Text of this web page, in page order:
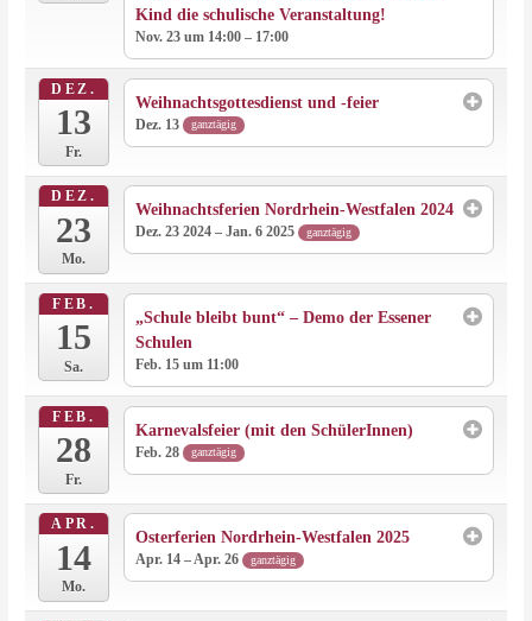
Kind die schulische Veranstaltung!
Nov. 23 um 14:00 – 17:00
DEZ.
13
Fr.
Weihnachtsgottesdienst und -feier
Dez. 13 ganztägig
DEZ.
23
Mo.
Weihnachtsferien Nordrhein-Westfalen 2024
Dez. 23 2024 – Jan. 6 2025 ganztägig
FEB.
15
Sa.
„Schule bleibt bunt“ – Demo der Essener
Schulen
Feb. 15 um 11:00
FEB.
28
Fr.
Karnevalsfeier (mit den SchülerInnen)
Feb. 28 ganztägig
APR.
14
Mo.
Osterferien Nordrhein-Westfalen 2025
Apr. 14 – Apr. 26 ganztägig